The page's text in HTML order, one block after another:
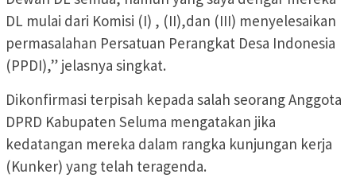
DL mulai dari Komisi (I) , (II),dan (III) menyelesaikan
permasalahan Persatuan Perangkat Desa Indonesia
(PPDI),” jelasnya singkat.
Dikonfirmasi terpisah kepada salah seorang Anggota
DPRD Kabupaten Seluma mengatakan jika
kedatangan mereka dalam rangka kunjungan kerja
(Kunker) yang telah teragenda.